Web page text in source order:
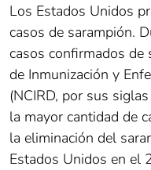
Los Estados Unidos
casos de sarampión.
casos confirmados de
de Inmunización y
(NCIRD, por sus
la mayor cantidad de
la eliminación del
Estados Unidos en el